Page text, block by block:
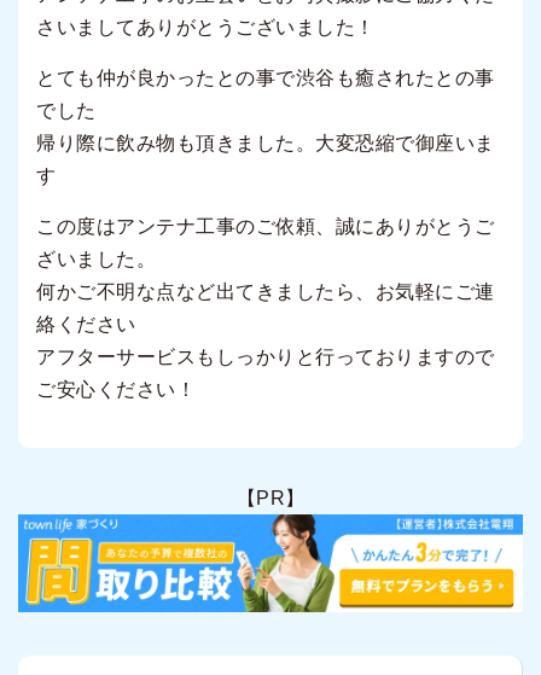
さいましてありがとうございました！
とても仲が良かったとの事で渋谷も癒されたとの事
でした
帰り際に飲み物も頂きました。大変恐縮で御座いま
す
この度はアンテナ工事のご依頼、誠にありがとうご
ざいました。
何かご不明な点など出てきましたら、お気軽にご連
絡ください
アフターサービスもしっかりと行っておりますので
ご安心ください！
【PR】